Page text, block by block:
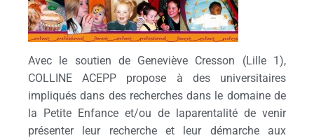
Avec le soutien de Geneviève Cresson (Lille 1),
COLLINE ACEPP propose à des universitaires
impliqués dans des recherches dans le domaine de
la Petite Enfance et/ou de laparentalité de venir
présenter leur recherche et leur démarche aux